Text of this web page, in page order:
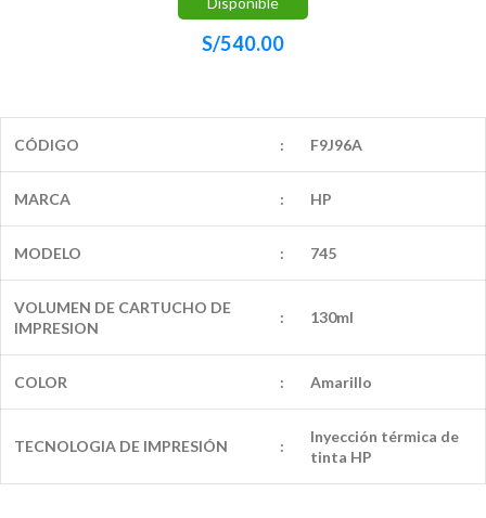
S/540.00
CÓDIGO : F9J96A
MARCA : HP
MODELO : 745
VOLUMEN DE CARTUCHO DE
IMPRESION
: 130ml
COLOR : Amarillo
TECNOLOGIA DE IMPRESIÓN :
Inyección térmica de
tinta HP